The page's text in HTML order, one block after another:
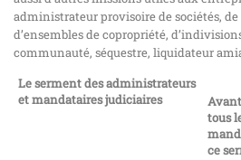
administrateur provisoire de sociétés,
d’ensembles de copropriété,
communauté, séquestre, liquidateur
Le serment des administrateurs
et mandataires judiciaires
tous
ce